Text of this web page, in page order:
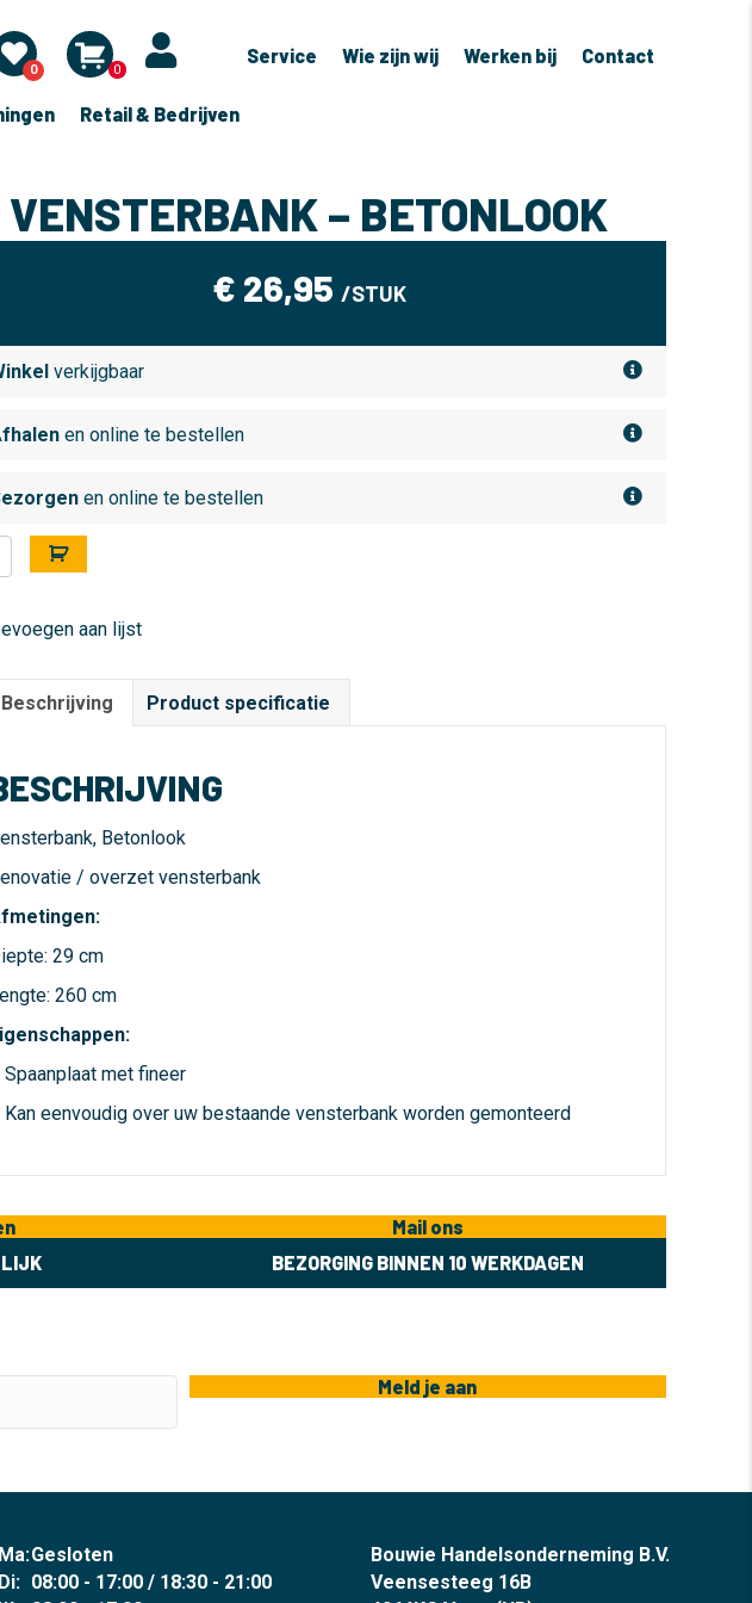
0 0
Service Wie zijn wij Werken bij Contact
Retail & Bedrijven
VENSTERBANK – BETONLOOK
€ 26,95 /STUK
verkijgbaar
en online te bestellen
en online te bestellen
l
e
n
a
v
:
aan lijst
Beschrijving Product specificatie
Betonlook
/ overzet vensterbank
29 cm
260 cm
Spaanplaat met fineer
Kan eenvoudig over uw bestaande vensterbank worden gemonteerd
Mail ons
BEZORGING BINNEN 10 WERKDAGEN
Meld je aan
Ma:Gesloten
Di: 08:00 - 17:00 / 18:30 - 21:00
Bouwie Handelsonderneming B.V.
Veensesteeg 16B